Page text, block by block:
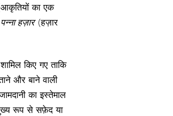
का एक
पन्ना हज़ार(हज़ार
किए गए ताकि
और बाने वाली
का इस्तेमाल
रूप से सफ़ेद या